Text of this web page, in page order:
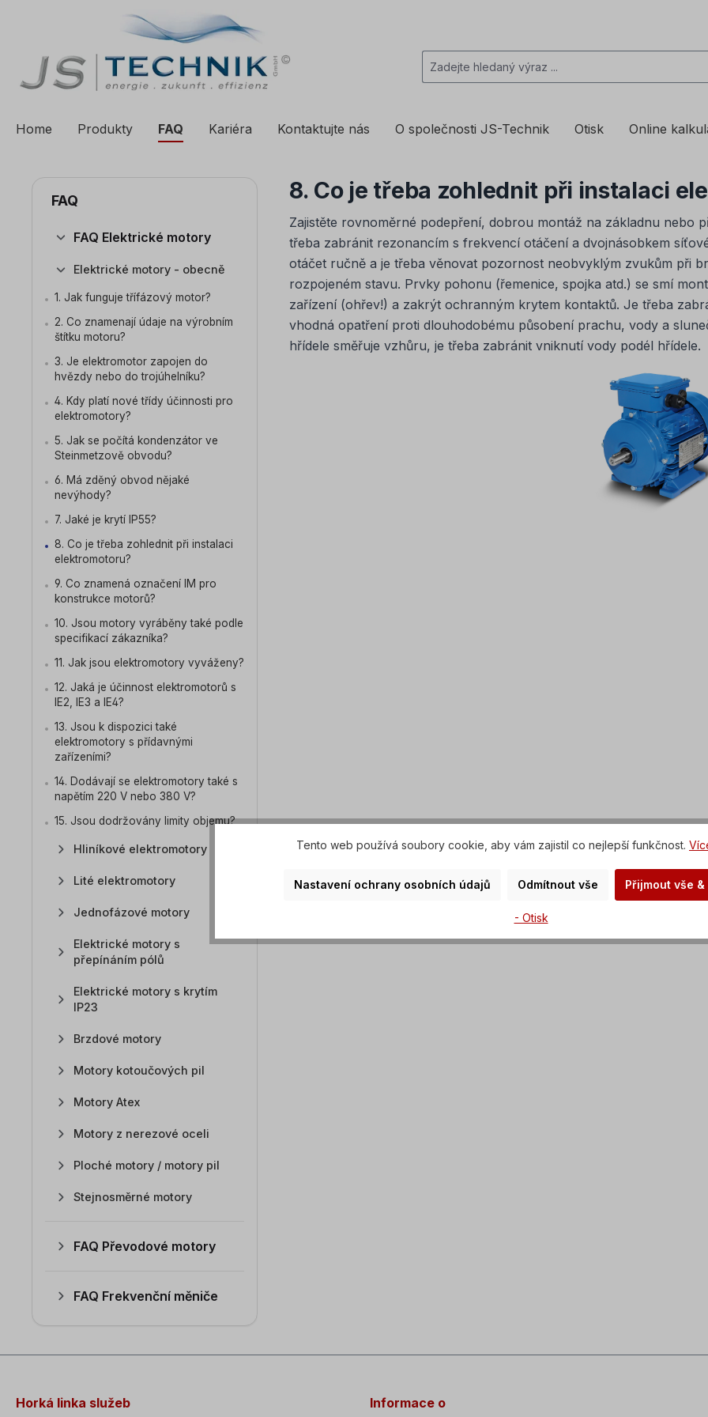
Přeskočit na hlavní navigaci
Home Produkty FAQ Kariéra Kontaktujte nás O společnosti JS-Technik Otisk Online
FAQ
FAQ Elektrické motory
Elektrické motory - obecně
1. Jak funguje třífázový motor?
2. Co znamenají údaje na výrobním
štítku motoru?
3. Je elektromotor zapojen do
hvězdy nebo do trojúhelníku?
4. Kdy platí nové třídy účinnosti pro
elektromotory?
5. Jak se počítá kondenzátor ve
Steinmetzově obvodu?
6. Má zděný obvod nějaké
nevýhody?
7. Jaké je krytí IP55?
8. Co je třeba zohlednit při instalaci
elektromotoru?
9. Co znamená označení IM pro
konstrukce motorů?
10. Jsou motory vyráběny také podle
specifikací zákazníka?
11. Jak jsou elektromotory vyváženy?
12. Jaká je účinnost elektromotorů s
IE2, IE3 a IE4?
13. Jsou k dispozici také
elektromotory s přídavnými
zařízeními?
14. Dodávají se elektromotory také s
napětím 220 V nebo 380 V?
15. Jsou dodržovány limity objemu?
Hliníkové elektromotory
Lité elektromotory
Jednofázové motory
Elektrické motory s
přepínáním pólů
Elektrické motory s krytím
IP23
Brzdové motory
Motory kotoučových pil
Motory Atex
Motory z nerezové oceli
Ploché motory / motory pil
Stejnosměrné motory
FAQ Převodové motory
FAQ Frekvenční měniče
8. Co je třeba zohlednit při instalaci
Zajistěte rovnoměrné podepření, dobrou montáž na základnu nebo
třeba zabránit rezonancím s frekvencí otáčení a dvojnásobkem
otáčet ručně a je třeba věnovat pozornost neobvyklým zvukům při
rozpojeném stavu. Prvky pohonu (řemenice, spojka atd.) se smí
zařízení (ohřev!) a zakrýt ochranným krytem kontaktů. Je třeba
vhodná opatření proti dlouhodobému působení prachu, vody a
hřídele směřuje vzhůru, je třeba zabránit vniknutí vody podél hřídele.
Horká linka služeb Informace o
Tento web používá soubory cookie, aby vám zajistil co nejlepší funkčnost.
Nastavení ochrany osobních údajů Odmítnout vše Přijmout vše
- Otisk